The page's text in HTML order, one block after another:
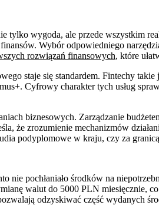
wygoda, ale przede wszystkim
Wybór odpowiedniego
rozwiązań finansowych, które
staje się standardem. Fintechy
Cyfrowy charakter tych usług
biznesowych. Zarządzanie
że zrozumienie mechanizmów
podyplomowe w kraju, czy za
pochłaniało środków na
walut do 5000 PLN miesięcznie,
odzyskiwać część wydanych